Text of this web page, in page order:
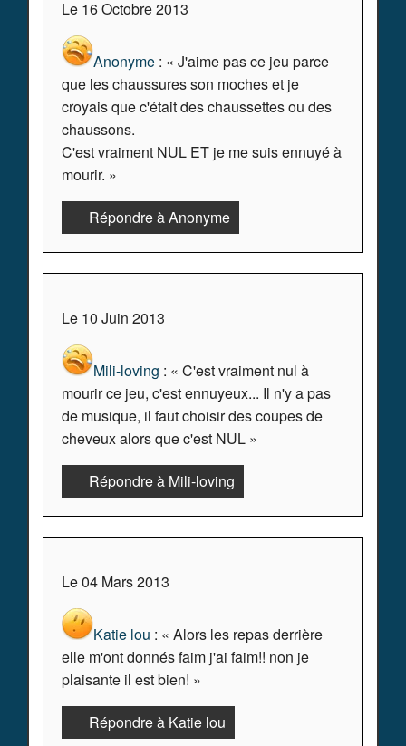
Le 16 Octobre 2013
Anonyme : « J'aime pas ce jeu parce
que les chaussures son moches et je
croyais que c'était des chaussettes ou des
chaussons.
C'est vraiment NUL ET je me suis ennuyé à
mourir. »
Répondre à Anonyme
Le 10 Juin 2013
Mili-loving : « C'est vraiment nul à
mourir ce jeu, c'est ennuyeux... Il n'y a pas
de musique, il faut choisir des coupes de
cheveux alors que c'est NUL »
Répondre à Mili-loving
Le 04 Mars 2013
Katie lou : « Alors les repas derrière
elle m'ont donnés faim j'ai faim!! non je
plaisante il est bien! »
Répondre à Katie lou